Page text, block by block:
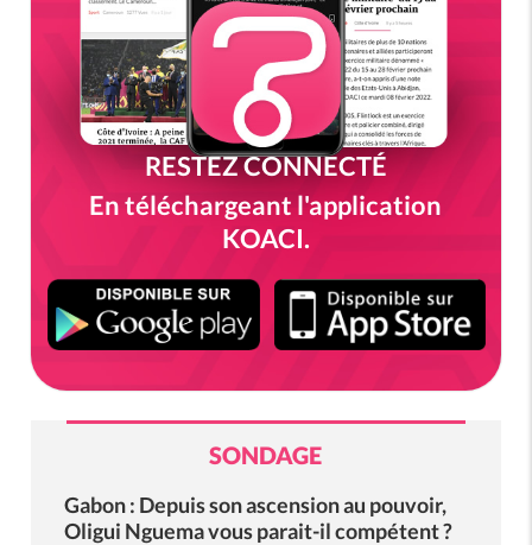
RESTEZ CONNECTÉ
En téléchargeant l'application
KOACI.
SONDAGE
Gabon : Depuis son ascension au pouvoir,
Oligui Nguema vous parait-il compétent ?